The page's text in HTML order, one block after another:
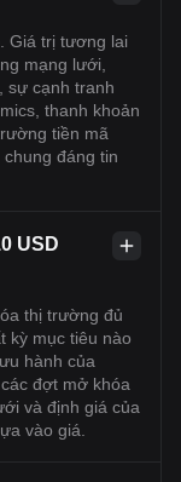
Giá trị tương lai
mạng lưới,
sự cạnh tranh
thanh khoản
tiền mã
đáng tin
USD
thị trường đủ
kỳ mục tiêu nào
hành của
đợt mở khóa
và định giá của
vào giá.